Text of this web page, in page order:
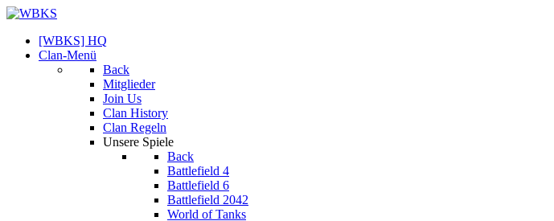
[WBKS] HQ
Clan-Menü
Back
Mitglieder
Join Us
Clan History
Clan Regeln
Unsere Spiele
Back
Battlefield 4
Battlefield 6
Battlefield 2042
World of Tanks